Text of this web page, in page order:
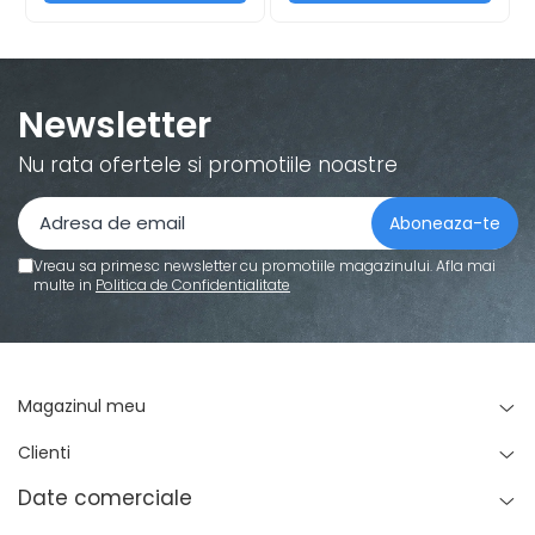
Unelte striere
Newsletter
Nu rata ofertele si promotiile noastre
Vreau sa primesc newsletter cu promotiile magazinului. Afla mai
multe in Politica de Confidentialitate
Magazinul meu
Clienti
Date comerciale